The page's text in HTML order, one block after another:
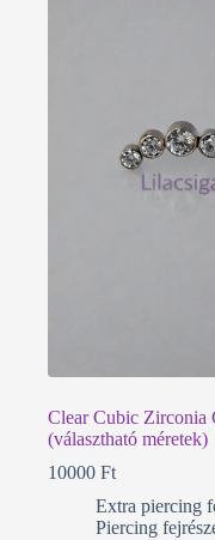
Clear Cubic Zirconia
(választható méretek)
10000 Ft
Extra piercing
Piercing